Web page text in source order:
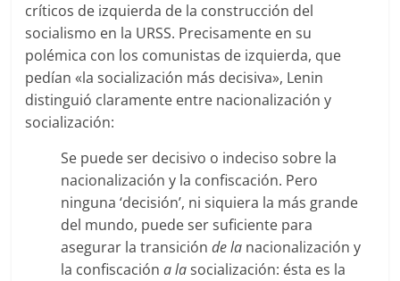
críticos de izquierda de la construcción del
socialismo en la URSS. Precisamente en su
polémica con los comunistas de izquierda, que
pedían «la socialización más decisiva», Lenin
distinguió claramente entre nacionalización y
socialización:
Se puede ser decisivo o indeciso sobre la
nacionalización y la confiscación. Pero
ninguna ‘decisión’, ni siquiera la más grande
del mundo, puede ser suficiente para
asegurar la transiciónde la nacionalización y
la confiscacióna lasocialización: ésta es la